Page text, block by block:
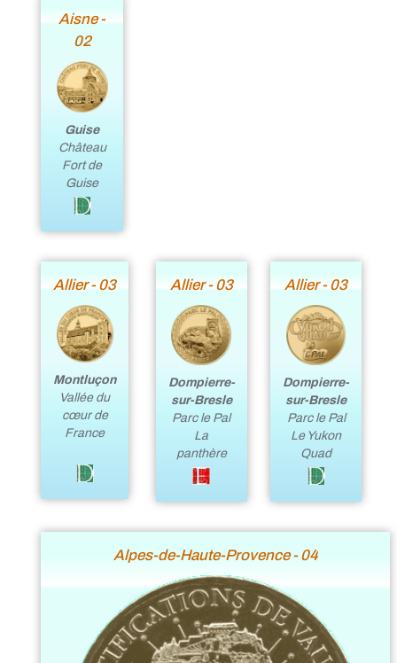
Aisne -
02
Guise
Château
Fort de
Guise
Allier - 03
Montluçon
Vallée du
cœur de
France
Allier - 03
Dompierre-
sur-Bresle
Parc le Pal
La
panthère
Allier - 03
Dompierre-
sur-Bresle
Parc le Pal
Le Yukon
Quad
Alpes-de-Haute-Provence - 04